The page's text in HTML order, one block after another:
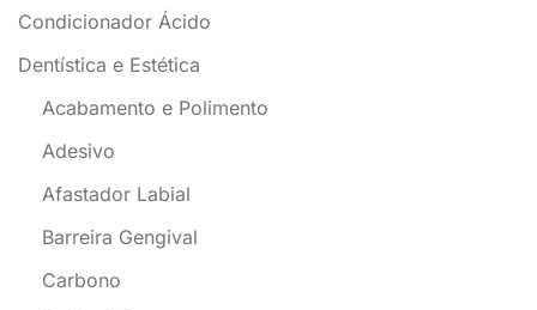
Condicionador Ácido
Dentística e Estética
Acabamento e Polimento
Adesivo
Afastador Labial
Barreira Gengival
Carbono